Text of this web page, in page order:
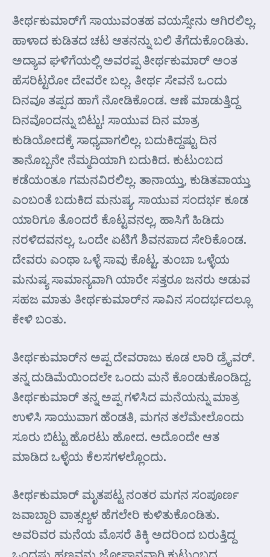
ತೀರ್ಥಕುಮಾರ್‌ಗೆ ಸಾಯುವಂತಹ ವಯಸ್ಸೇನು ಆಗಿರಲಿಲ್ಲ.
ಹಾಳಾದ ಕುಡಿತದ ಚಟ ಆತನನ್ನು ಬಲಿ ತೆಗೆದುಕೊಂಡಿತು.
ಅದ್ಯಾವ ಘಳಿಗೆಯಲ್ಲಿ ಅವರಪ್ಪ ತೀರ್ಥಕುಮಾರ್ ಅಂತ
ಹೆಸರಿಟ್ಟರೋ ದೇವರೇ ಬಲ್ಲ. ತೀರ್ಥ ಸೇವನೆ ಒಂದು
ದಿನವೂ ತಪ್ಪದ ಹಾಗೆ ನೋಡಿಕೊಂಡ. ಆಣೆ ಮಾಡುತ್ತಿದ್ದ
ದಿನವೊಂದನ್ನು ಬಿಟ್ಟು! ಸಾಯುವ ದಿನ ಮಾತ್ರ
ಕುಡಿಯೋದಕ್ಕೆ ಸಾಧ್ಯವಾಗಲಿಲ್ಲ. ಬದುಕಿದ್ದಷ್ಟು ದಿನ
ತಾನೊಬ್ಬನೇ ನೆಮ್ಮದಿಯಾಗಿ ಬದುಕಿದ. ಕುಟುಂಬದ
ಕಡೆಯಂತೂ ಗಮನವಿರಲಿಲ್ಲ. ತಾನಾಯ್ತು, ಕುಡಿತವಾಯ್ತು
ಎಂಬಂತೆ ಬದುಕಿದ ಮನುಷ್ಯ. ಸಾಯುವ ಸಂದರ್ಭ ಕೂಡ
ಯಾರಿಗೂ ತೊಂದರೆ ಕೊಟ್ಟವನಲ್ಲ, ಹಾಸಿಗೆ ಹಿಡಿದು
ನರಳಿದವನಲ್ಲ, ಒಂದೇ ಏಟಿಗೆ ಶಿವನಪಾದ ಸೇರಿಕೊಂಡ.
ದೇವರು ಎಂಥಾ ಒಳ್ಳೆ ಸಾವು ಕೊಟ್ಟ. ತುಂಬಾ ಒಳ್ಳೆಯ
ಮನುಷ್ಯ ಸಾಮಾನ್ಯವಾಗಿ ಯಾರೇ ಸತ್ತರೂ ಜನರು ಆಡುವ
ಸಹಜ ಮಾತು ತೀರ್ಥಕುಮಾರ್‌ನ ಸಾವಿನ ಸಂದರ್ಭದಲ್ಲೂ
ಕೇಳಿ ಬಂತು.
ತೀರ್ಥಕುಮಾರ್‌ನ ಅಪ್ಪ ದೇವರಾಜು ಕೂಡ ಲಾರಿ ಡ್ರೈವರ್.
ತನ್ನ ದುಡಿಮೆಯಿಂದಲೇ ಒಂದು ಮನೆ ಕೊಂಡುಕೊಂಡಿದ್ದ.
ತೀರ್ಥಕುಮಾರ್ ತನ್ನ ಅಪ್ಪ ಗಳಿಸಿದ ಮನೆಯನ್ನು ಮಾತ್ರ
ಉಳಿಸಿ ಸಾಯುವಾಗ ಹೆಂಡತಿ, ಮಗನ ತಲೆಮೇಲೊಂದು
ಸೂರು ಬಿಟ್ಟು ಹೊರಟು ಹೋದ. ಅದೊಂದೇ ಆತ
ಮಾಡಿದ ಒಳ್ಳೆಯ ಕೆಲಸಗಳಲ್ಲೊಂದು.
ತೀರ್ಥಕುಮಾರ್ ಮೃತಪಟ್ಟ ನಂತರ ಮಗನ ಸಂಪೂರ್ಣ
ಜವಾಬ್ದಾರಿ ವಾತ್ಸಲ್ಯಳ ಹೆಗಲೇರಿ ಕುಳಿತುಕೊಂಡಿತು.
ಅವರಿವರ ಮನೆಯ ಮೊಸರೆ ತಿಕ್ಕಿ ಅದರಿಂದ ಬರುತ್ತಿದ್ದ